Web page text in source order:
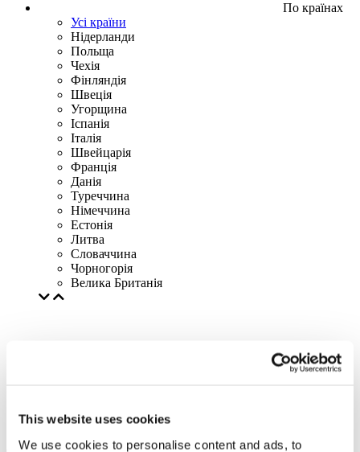
This website uses cookies
We use cookies to personalise content and ads, to
По країнах
Усі країни
Нідерланди
Польща
Чехія
Фінляндія
Швеція
Угорщина
Іспанія
Італія
Швейцарія
Франція
Данія
Туреччина
Німеччина
Естонія
Литва
Словаччина
Чорногорія
Велика Британія